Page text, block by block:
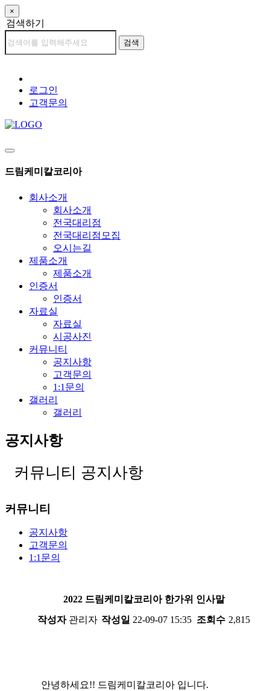
×
검색하기
검색
로그인
고객문의
드림케미칼코리아
회사소개
회사소개
전국대리점
전국대리점모집
오시는길
제품소개
제품소개
인증서
인증서
자료실
자료실
시공사진
커뮤니티
공지사항
고객문의
1:1문의
갤러리
갤러리
공지사항
커뮤니티 공지사항
커뮤니티
공지사항
고객문의
1:1문의
2022 드림케미칼코리아 한가위 인사말
작성자 관리자 작성일 22-09-07 15:35 조회수 2,815
안녕하세요!! 드림케미칼코리아 입니다.